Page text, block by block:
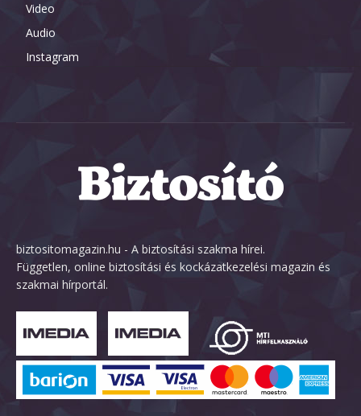
Video
Audio
Instagram
biztositomagazin.hu - A biztosítási szakma hírei.
Független, online biztosítási és kockázatkezelési magazin és
szakmai hírportál.